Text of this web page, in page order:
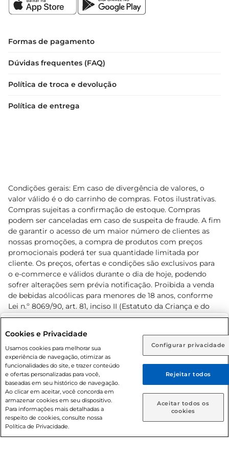
Rio de Janeiro (RJ) Goiás (GO)
Ou
Caso queira comprar online, informe como deseja receber
suas compras:
Entrega em casa Retire em Loja
Formas de pagamento
Dúvidas frequentes (FAQ)
Política de troca e devolução
Política de entrega
Condições gerais: Em caso de divergência de valores, o
valor válido é o do carrinho de compras. Fotos ilustrativas.
Compras sujeitas a confirmação de estoque. Compras
podem ser canceladas em caso de suspeita de fraude. A fim
de garantir o acesso de um maior número de clientes as
nossas promoções, a compra de produtos com preços
promocionais poderá ter sua quantidade limitada por
cliente. Os preços, ofertas e condições são exclusivos para
o e-commerce e válidos durante o dia de hoje, podendo
sofrer alterações sem prévia notificação. Proibida a venda
de bebidas alcoólicas para menores de 18 anos, conforme
Lei n.º 8069/90, art. 81, inciso II (Estatuto da Criança e do
Adolescente). Preços e condições exclusivos para o
prévio. O valor mínimo para as compras on-line é de R$
80,00.
© 2026 Copyright. Todos os direitos
reservados Prezunic.
Cookies e Privacidade
Usamos cookies para melhorar sua
experiência de navegação, otimizar as
funcionalidades do site, e trazer conteúdo
e ofertas personalizadas para você,
baseadas em seu histórico de navegação.
Ao clicar em aceitar, você concorda em
armazenar cookies em seu dispositivo.
Para informações mais detalhadas a
respeito de cookies, consulte nossa
Política de Privacidade.
Configurar privacidade
Rejeitar todos
Aceitar todos os
cookies